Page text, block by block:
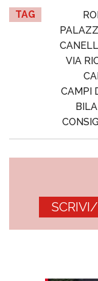
TAG
VIA
CAMPI